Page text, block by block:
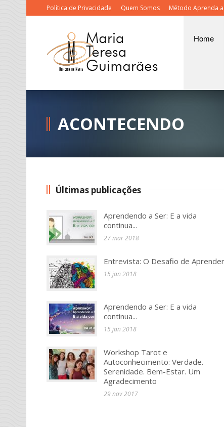
Política de Privacidade Quem Somos Método Aprenda
Home
ACONTECENDO
Últimas publicações
Aprendendo a Ser: E a vida
continua...
27 mar 2018
Entrevista: O Desafio de Aprender
15 jan 2018
Aprendendo a Ser: E a vida
continua...
15 jan 2018
Workshop Tarot e
Autoconhecimento: Verdade.
Serenidade. Bem-Estar. Um
Agradecimento
29 nov 2017